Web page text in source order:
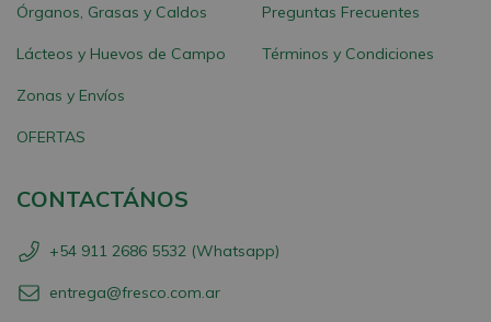
Órganos, Grasas y Caldos
Lácteos y Huevos de Campo
Zonas y Envíos
OFERTAS
Preguntas Frecuentes
Términos y Condiciones
CONTACTÁNOS
+54 911 2686 5532 (Whatsapp)
entrega@fresco.com.ar